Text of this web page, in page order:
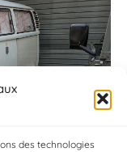
des technologies